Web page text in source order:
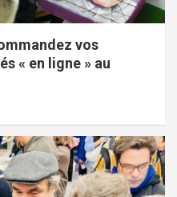
vos
« en ligne » au